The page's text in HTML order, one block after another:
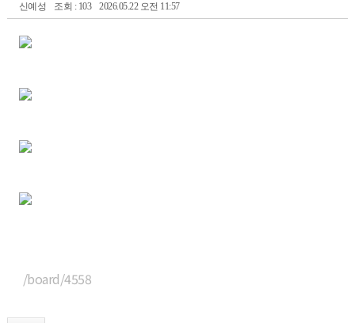
신예성 조회 : 103 2026.05.22 오전 11:57
/board/4558